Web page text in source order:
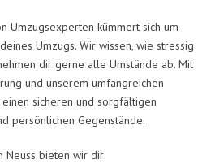
Umzugsexperten kümmert sich um
Umzugs. Wir wissen, wie stressig
dir gerne alle Umstände ab. Mit
und unserem umfangreichen
sicheren und sorgfältigen
persönlichen Gegenstände.
Neuss bieten wir dir